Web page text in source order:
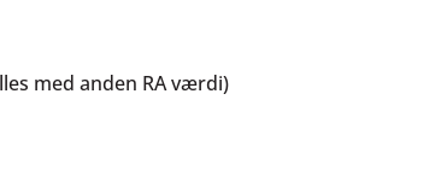
med anden RA værdi)